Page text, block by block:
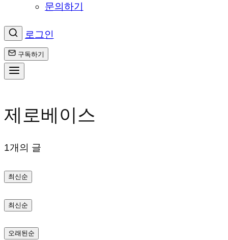
문의하기
로그인
구독하기
텐
로
로
가
제로베이스
1개의 글
최신순
최신순
오래된순